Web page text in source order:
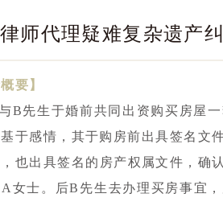
师代理疑难复杂遗产
要】
B先生于婚前共同出资购买房屋
于感情，其于购房前出具签名文
也出具签名的房产权属文件，确
女士。后B先生去办理买房事宜